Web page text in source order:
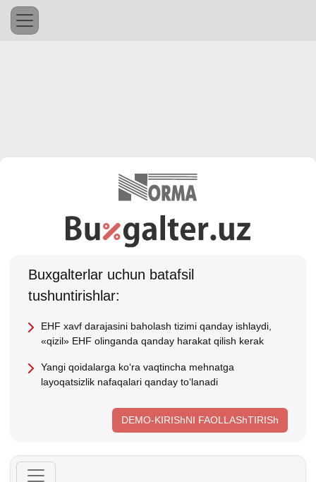
Buхgalterlar uchun batafsil
tushuntirishlar:
EHF хavf darajasini baholash tizimi qanday ishlaydi,
«qizil» EHF olinganda qanday harakat qilish kerak
Yangi qoidalarga koʻra vaqtincha mehnatga
layoqatsizlik nafaqalari qanday toʻlanadi
DEMO-KIRIShNI FAOLLAShTIRISh